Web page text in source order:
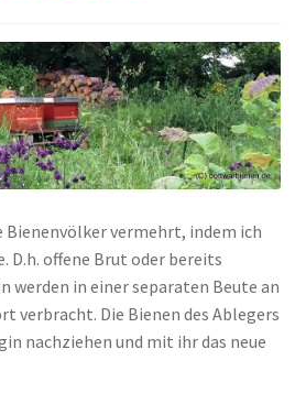
öffnen
Bienenvölker vermehrt, indem ich
D.h. offene Brut oder bereits
werden in einer separaten Beute an
verbracht. Die Bienen des Ablegers
nachziehen und mit ihr das neue